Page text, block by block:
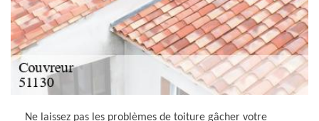
Ne laissez pas les problèmes de toiture gâcher votre